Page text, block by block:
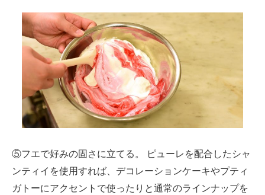
⑤フエで好みの固さに立てる。 ピューレを配合したシャ
ンティイを使用すれば、デコレーションケーキやプティ
ガトーにアクセントで使ったりと通常のラインナップを